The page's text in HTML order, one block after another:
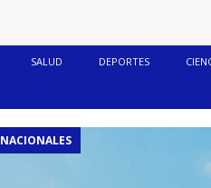
SALUD DEPORTES
NACIONALES